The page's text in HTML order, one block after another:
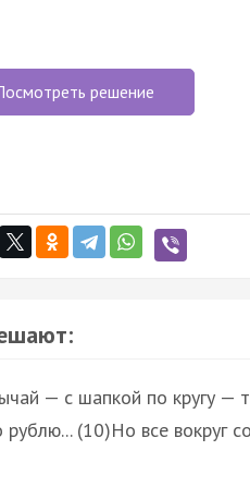
решение
— с шапкой по кругу —
(10)Но все вокруг